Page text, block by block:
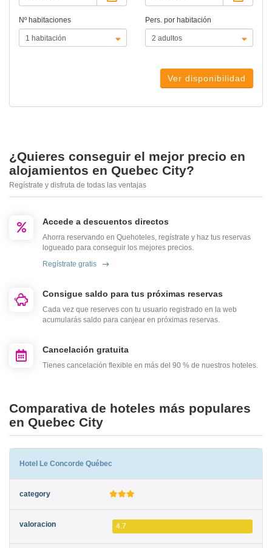
Nº habitaciones Pers. por habitación
Ver disponibilidad
¿Quieres conseguir el mejor precio en
alojamientos en Quebec City?
Regístrate y disfruta de todas las ventajas
Accede a descuentos directos
Ahorra reservando en Quehoteles, regístrate y haz tus reservas
logueado para conseguir los mejores precios.
Regístrate gratis
Consigue saldo para tus próximas reservas
Cada vez que reserves con tu usuario registrado en la web
acumularás saldo para canjear en próximas reservas.
Cancelación gratuita
Tienes cancelación flexible en más del 90 % de nuestros hoteles.
Comparativa de hoteles más populares
en Quebec City
Hotel Le Concorde Québec
4.7